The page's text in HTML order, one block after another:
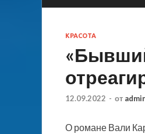
КРАСОТА
12.09.2022 - от
О романе Вали